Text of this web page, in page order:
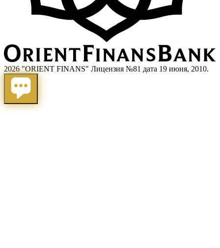
2026 "ORIENT FINANS" Лицензия №81 дата 19 июня, 2010.